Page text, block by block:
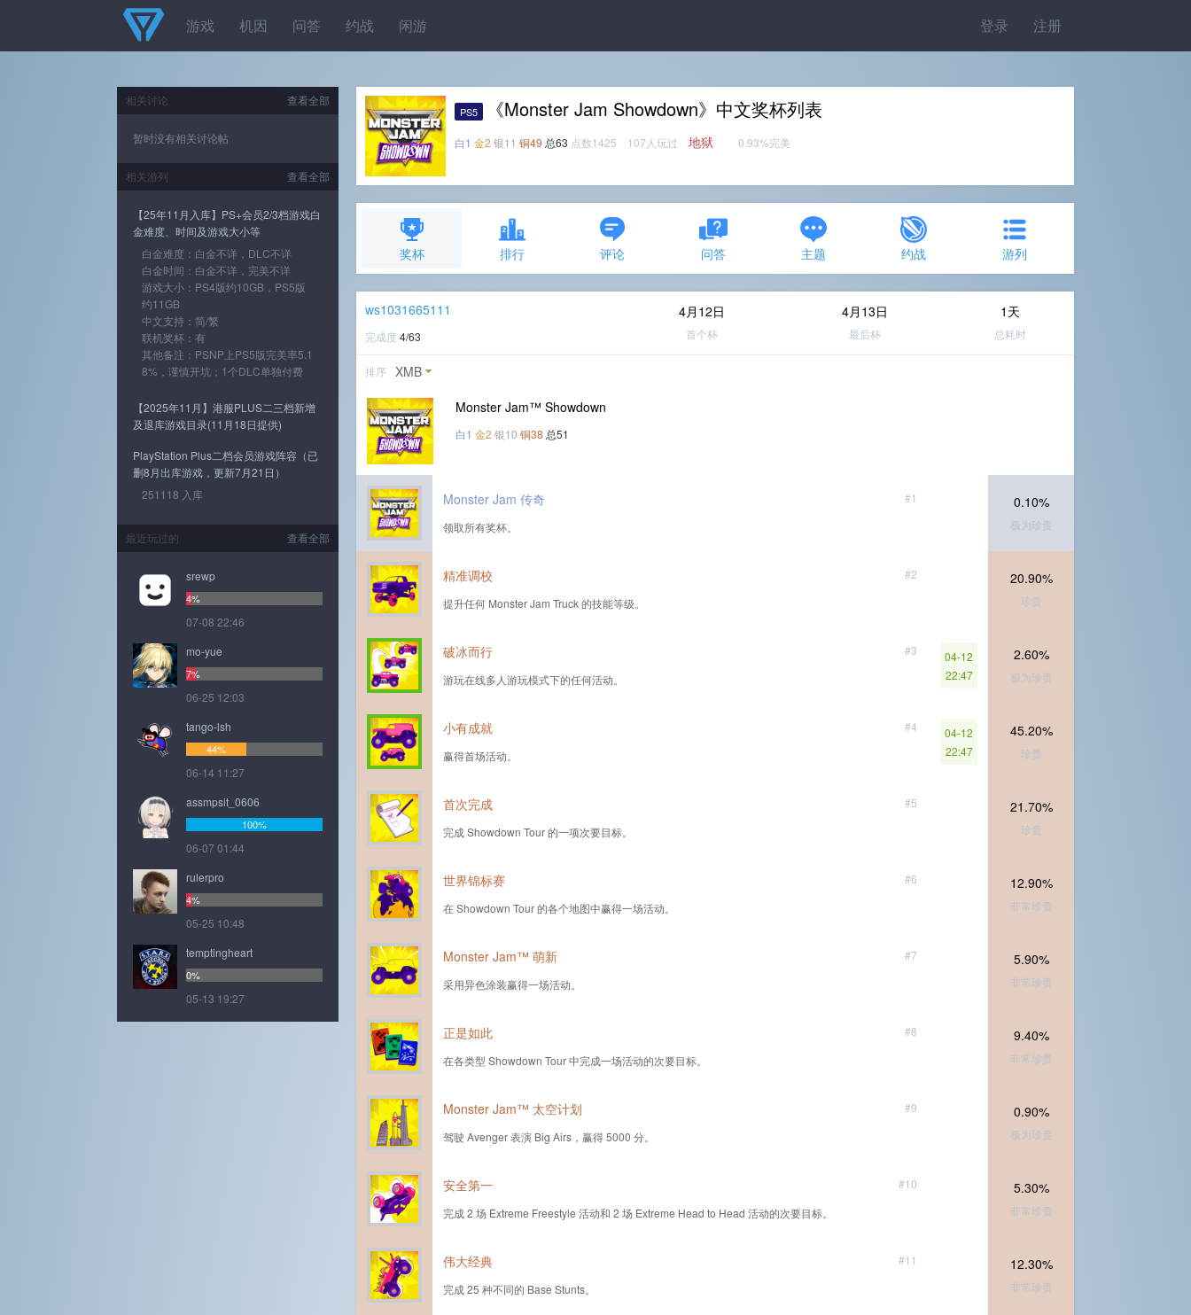
登录 注册
游戏 机因 问答 约战 闲游
PS5 《Monster Jam Showdown》中文奖杯列表
白1 金2 银11 铜49 总63 点数1425 107人玩过 地狱 0.93%完美
奖杯 排行 评论 问答 主题 约战 游列
ws1031665111
完成度 4/63
4月12日
首个杯
4月13日
最后杯
1天
总耗时
排序 XMB
Monster Jam™ Showdown
白1 金2 银10 铜38 总51
#1
Monster Jam 传奇
领取所有奖杯。
0.10%
极为珍贵
#2
精准调校
提升任何 Monster Jam Truck 的技能等级。
20.90%
珍贵
#3
破冰而行
游玩在线多人游玩模式下的任何活动。
04-12
22:47
2.60%
极为珍贵
#4
小有成就
赢得首场活动。
04-12
22:47
45.20%
珍贵
#5
首次完成
完成 Showdown Tour 的一项次要目标。
21.70%
珍贵
#6
世界锦标赛
在 Showdown Tour 的各个地图中赢得一场活动。
12.90%
非常珍贵
#7
Monster Jam™ 萌新
采用异色涂装赢得一场活动。
5.90%
非常珍贵
#8
正是如此
在各类型 Showdown Tour 中完成一场活动的次要目标。
9.40%
非常珍贵
#9
Monster Jam™ 太空计划
驾驶 Avenger 表演 Big Airs，赢得 5000 分。
0.90%
极为珍贵
#10
安全第一
完成 2 场 Extreme Freestyle 活动和 2 场 Extreme Head to Head 活动的次要目标。
5.30%
非常珍贵
#11
伟大经典
完成 25 种不同的 Base Stunts。
12.30%
非常珍贵
查看全部
相关讨论
暂时没有相关讨论帖
查看全部
相关游列
【25年11月入库】PS+会员2/3档游戏白
金难度、时间及游戏大小等
白金难度：白金不详，DLC不详
白金时间：白金不详，完美不详
游戏大小：PS4版约10GB，PS5版
约11GB
中文支持：简/繁
联机奖杯：有
其他备注：PSNP上PS5版完美率5.1
8%，谨慎开坑；1个DLC单独付费
【2025年11月】港服PLUS二三档新增
及退库游戏目录(11月18日提供)
PlayStation Plus二档会员游戏阵容（已
删8月出库游戏，更新7月21日）
251118 入库
查看全部
最近玩过的
srewp
4%
07-08 22:46
mo-yue
7%
06-25 12:03
tango-lsh
44%
06-14 11:27
assmpsit_0606
100%
06-07 01:44
rulerpro
4%
05-25 10:48
temptingheart
0%
05-13 19:27